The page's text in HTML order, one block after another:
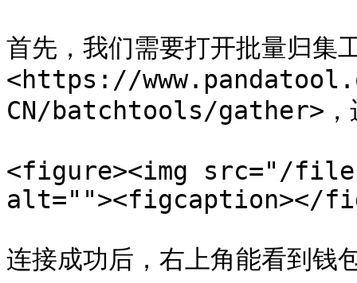
首先，我们需要打开批量归集
<https://
CN/batchtools/gather>，进
<figure><img src="/
alt=""><figcaption></
连接成功后，右上角能看到钱